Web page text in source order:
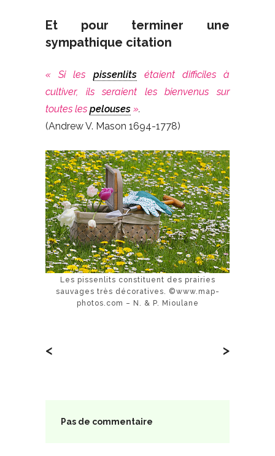
Et pour terminer une
sympathique citation
« Si les pissenlitsétaient difficiles à
cultiver, ils seraient les bienvenus sur
toutes les pelouses ».
(Andrew V. Mason 1694-1778)
Les pissenlits constituent des prairies
sauvages très décoratives. ©www.map-
photos.com – N. & P. Mioulane
< >
Pas de commentaire